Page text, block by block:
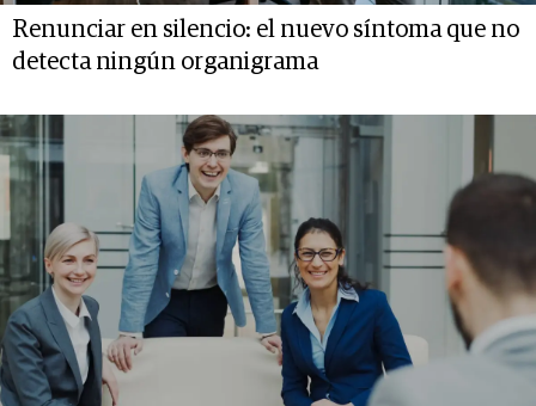
Renunciar en silencio: el nuevo síntoma que no
detecta ningún organigrama